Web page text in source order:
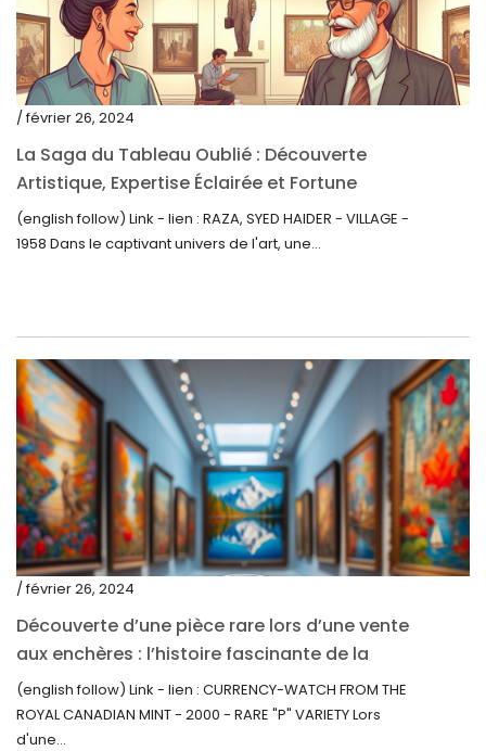
mai 2021
avril 2021
mars 2021
janvier 2021
décembre 2020
novembre 2020
septembre 2020
juillet 2020
juin 2020
mai 2020
mars 2020
février 2020
décembre 2019
octobre 2019
septembre 2019
juin 2019
/ février 26, 2024
La Saga du Tableau Oublié : Découverte
Artistique, Expertise Éclairée et Fortune
Inattendue
(english follow) Link - lien : RAZA, SYED HAIDER - VILLAGE -
1958 Dans le captivant univers de l'art, une...
/ février 26, 2024
Découverte d’une pièce rare lors d’une vente
aux enchères : l’histoire fascinante de la
Monnaie-Montre de la Monnaie Royale du
Canada (2000) Rare Variété « P »
(english follow) Link - lien : CURRENCY-WATCH FROM THE
ROYAL CANADIAN MINT - 2000 - RARE "P" VARIETY Lors
d'une...